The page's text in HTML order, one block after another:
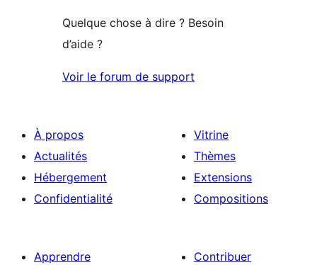
Quelque chose à dire ? Besoin
d’aide ?
Voir le forum de support
À propos
Actualités
Hébergement
Confidentialité
Vitrine
Thèmes
Extensions
Compositions
Apprendre
Contribuer